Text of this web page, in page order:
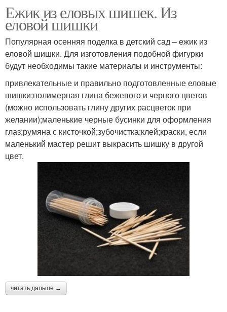
Ежик из еловых шишек. Из
еловой шишки
Популярная осенняя поделка в детский сад – ежик из
еловой шишки. Для изготовления подобной фигурки
будут необходимы такие материалы и инструменты:
привлекательные и правильно подготовленные еловые
шишки;полимерная глина бежевого и черного цветов
(можно использовать глину других расцветок при
желании);маленькие черные бусинки для оформления
глаз;румяна с кисточкой;зубочистка;клей;краски, если
маленький мастер решит выкрасить шишку в другой
цвет.
читать дальше →